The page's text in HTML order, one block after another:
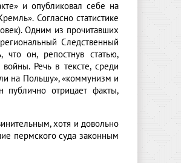
и опубликовал себе на
Согласно статистике
Одним из прочитавших
Следственный
что он, репостнув статью,
Речь в тексте, среди
на Польшу», «коммунизм и
публично отрицает факты,
хотя и довольно
пермского суда законным